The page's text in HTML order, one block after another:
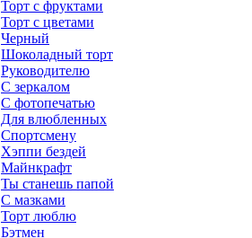
Торт с фруктами
Торт с цветами
Черный
Шоколадный торт
Руководителю
С зеркалом
С фотопечатью
Для влюбленных
Спортсмену
Хэппи бездей
Майнкрафт
Ты станешь папой
С мазками
Торт люблю
Бэтмен